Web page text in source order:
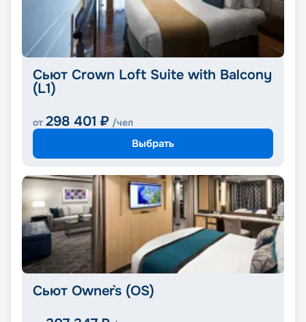
Сьют Crown Loft Suite with Balcony
(L1)
от 298 401 ₽ /чел
Выбрать
Сьют Owner`s (OS)